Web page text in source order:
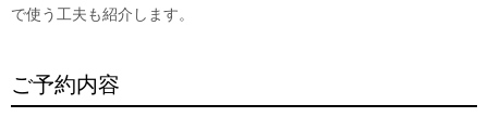
で使う工夫も紹介します。
ご予約内容